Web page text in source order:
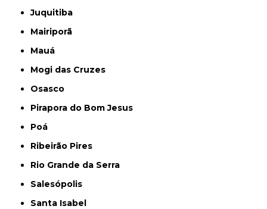
Juquitiba
Mairiporã
Mauá
Mogi das Cruzes
Osasco
Pirapora do Bom Jesus
Poá
Ribeirão Pires
Rio Grande da Serra
Salesópolis
Santa Isabel